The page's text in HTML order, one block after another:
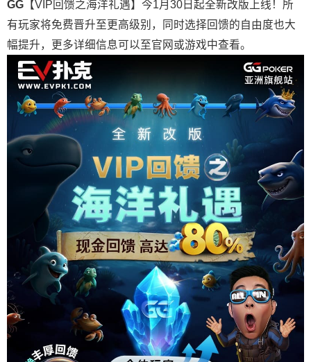
GG 【VIP回馈之海洋礼遇】今1月30日起全新改版上线！所
有玩家将免费晋升至更高级别，同时选择回馈的自由度也大
幅提升，更多详细信息可以至官网或游戏中查看。